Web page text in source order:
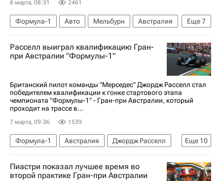
8 марта, 08:31 2461
Еще7
Формула-1 Авто Мельбурн
Австралия
Шанхай
Великобритания
Шарль Леклер
Макларен
Феррари
Джордж Расселл
Расселл выиграл квалификацию Гран-
при Австралии "Формулы-1"
Британский пилот команды "Мерседес" Джордж Расселл стал
победителем квалификации к гонке стартового этапа
чемпионата "Формулы-1" - Гран-при Австралии, который
проходит на трассе в...
7 марта, 09:36 1539
Еще 10
Формула-1 Австралия
Джордж Расселл
Ред Булл (Мюнхен)
Мерседес
Мельбурн
Авто
Макс Ферстаппен
Великобритания
Пиастри показал лучшее время во
второй практике Гран-при Австралии